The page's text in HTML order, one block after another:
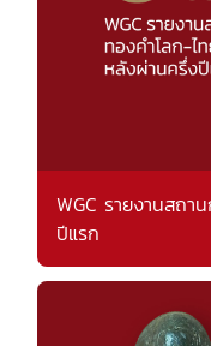
WGC รายงานสถ
ปีแรก